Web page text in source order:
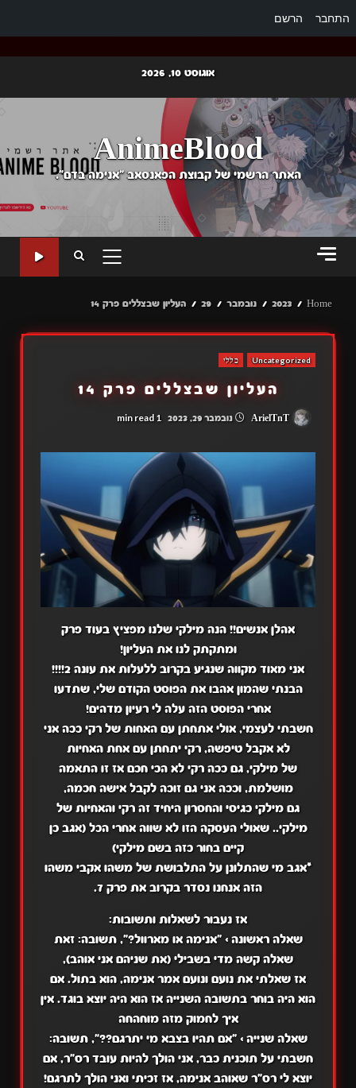
התחבר הרשם
content
אוגוסט 10, 2026
AnimeBlood
האתר הרשמי של קבוצת הפאנסאב "אנימה בדם".
PRIMARY
Home
2023 נובמבר 29 העליון שבצללים פרק 14
Uncategorized כללי
העליון שבצללים פרק 14
ArielTnT נובמבר 29, 2023 1 min read
אהלן אנשים!! הנה מילקי שלנו מפציץ בעוד פרק
ומתקתק לנו את העליון!
אני מאוד מקווה שנגיע בקרוב ללעלות את עונה 2!!!!
הבנתי שהמון אהבו את הפוסט הקודם שלי, שתדעו
אחרי הפוסט הזה עלה לי רעיון מדהים!
חשבתי לעצמי, אולי אתחתן עם האחות של רקי ככה אני
לא אקבל טיפשה, רקי יתחתן עם אחת האחיות
של מילקי, גם ככה רקי לא הכי חכם אז זו התאמה
מושלמת, וככה אני גם זוכה לקבל אישה חכמה,
גם מילקי כגיסי והחסרון היחיד זה רקי והאחיות של
מילקי.. שאולי העסקה הזו לא שווה אחרי הכל (אגב כן
קיים בחור כזה בשם מילקי)
*אגב מי שהתלונן על התלבושת של משהו אקבי משהו
הזה אנחנו נסדר בקרוב את פרק 7.
אז נעבור לשאלות ותשובות:
שאלה ראשונה >"אנימה או מארוול?",תשובה:זאת
שאלה קשה מדי בשבילי (את שניהם אני אוהב),
אז שאלתי את נועם ונועם אמר אנימה, הוא בתול. אם
הוא היה בוחר בתשובה השנייה אז הוא היה יוצא בוגד. אין
איך לחמוק מזה מוחהחה
שאלה שנייה >"אם תהיו בצבא מי יתרגם??",תשובה:
חשבתי על תוכנית כבר, אני הולך להיות עובד רס"ר, אם
יוצא לי רס"ר שאוהב אנימה, אז זכיתי ואני הולך לתרגם!